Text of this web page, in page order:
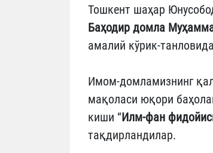
Тошкент шаҳар
Баҳодир домла
амалий кўрик-
Имом-домламизнинг
мақоласи юқори
киши “Илм-фан
тақдирландилар.